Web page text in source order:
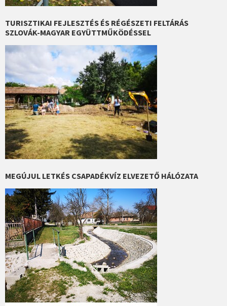
TURISZTIKAI FEJLESZTÉS ÉS RÉGÉSZETI FELTÁRÁS
SZLOVÁK-MAGYAR EGYÜTTMŰKÖDÉSSEL
MEGÚJUL LETKÉS CSAPADÉKVÍZ ELVEZETŐ HÁLÓZATA